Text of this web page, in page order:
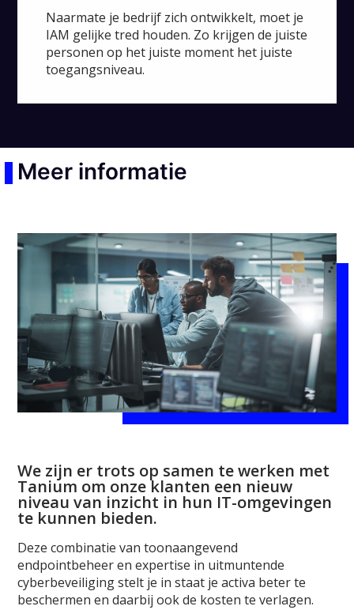
Naarmate je bedrijf zich ontwikkelt, moet je
IAM gelijke tred houden. Zo krijgen de juiste
personen op het juiste moment het juiste
toegangsniveau.
Meer informatie
We zijn er trots op samen te werken met
Tanium om onze klanten een nieuw
niveau van inzicht in hun IT-omgevingen
te kunnen bieden.
Deze combinatie van toonaangevend
endpointbeheer en expertise in uitmuntende
cyberbeveiliging stelt je in staat je activa beter te
beschermen en daarbij ook de kosten te verlagen.